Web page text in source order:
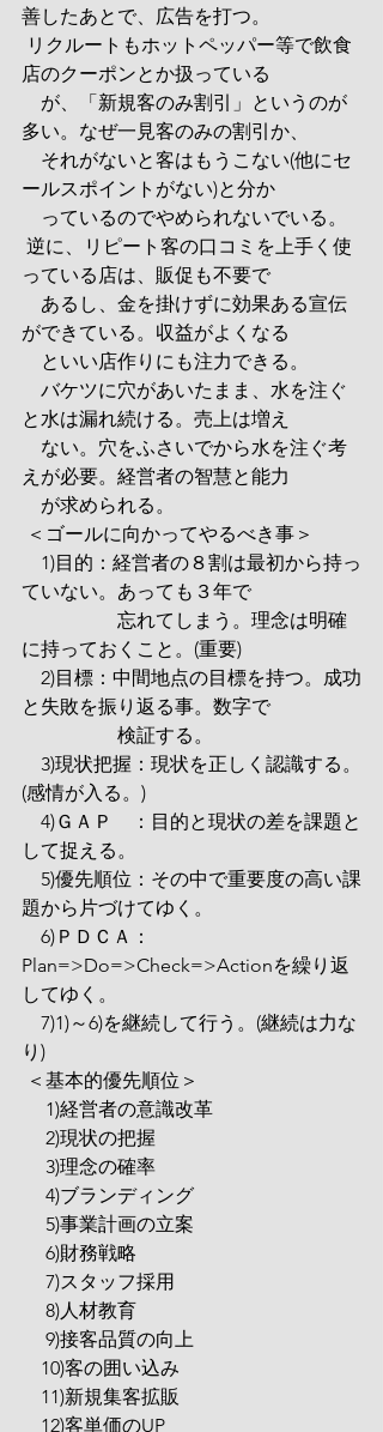
善したあとで、広告を打つ。
店のクーポンとか扱っている
が、「新規客のみ割引」というのが
多い。なぜ一見客のみの割引か、
それがないと客はもうこない(他にセ
ールスポイントがない)と分か
っているのでやめられないでいる。
っている店は、販促も不要で
あるし、金を掛けずに効果ある宣伝
ができている。収益がよくなる
といい店作りにも注力できる。
バケツに穴があいたまま、水を注ぐ
と水は漏れ続ける。売上は増え
ない。穴をふさいでから水を注ぐ考
えが必要。経営者の智慧と能力
が求められる。
＜ゴールに向かってやるべき事＞
1)目的：経営者の８割は最初から持っ
ていない。あっても３年で
忘れてしまう。理念は明確
に持っておくこと。(重要)
2)目標：中間地点の目標を持つ。成功
と失敗を振り返る事。数字で
検証する。
3)現状把握：現状を正しく認識する。
(感情が入る。)
4)ＧＡＰ　：目的と現状の差を課題と
して捉える。
5)優先順位：その中で重要度の高い課
題から片づけてゆく。
6)ＰＤＣＡ：
Plan=>Do=>Check=>Actionを繰り返
してゆく。
7)1)～6)を継続して行う。(継続は力な
り)
＜基本的優先順位＞
1)経営者の意識改革
2)現状の把握
3)理念の確率
4)ブランディング
5)事業計画の立案
6)財務戦略
7)スタッフ採用
8)人材教育
9)接客品質の向上
10)客の囲い込み
11)新規集客拡販
12)客単価のUP